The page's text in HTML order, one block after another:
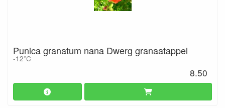
Punica granatum nana Dwerg granaatappel
-12°C
8.50